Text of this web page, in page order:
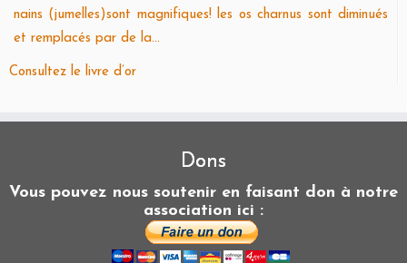
nains (jumelles)sont magnifiques! les os charnus sont diminués
et remplacés par de la...
Consultez le livre d’or
Dons
Vous pouvez nous soutenir en faisant don à notre
association ici :